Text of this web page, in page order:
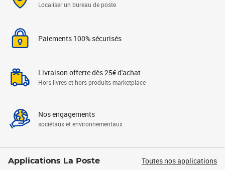
Localiser un bureau de poste
Paiements 100% sécurisés
Livraison offerte dès 25€ d'achat
Hors livres et hors produits marketplace
Nos engagements
sociétaux et environnementaux
Applications La Poste Toutes nos applications